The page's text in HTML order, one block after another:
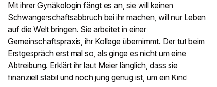
Mit ihrer Gynäkologin fängt es an, sie will keinen
Schwangerschaftsabbruch bei ihr machen, will nur Leben
auf die Welt bringen. Sie arbeitet in einer
Gemeinschaftspraxis, ihr Kollege übernimmt. Der tut beim
Erstgespräch erst mal so, als ginge es nicht um eine
Abtreibung. Erklärt ihr laut Meier länglich, dass sie
finanziell stabil und noch jung genug ist, um ein Kind